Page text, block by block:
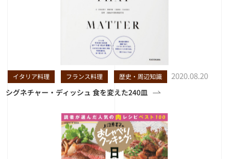
イタリア料理 フランス料理 歴史・周辺知識 2020.08.20
シグネチャー・ディッシュ 食を変えた240皿